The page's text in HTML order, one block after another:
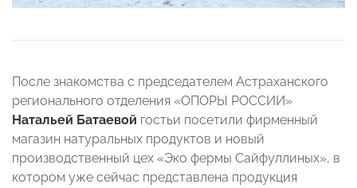
После знакомства с председателем Астраханского
регионального отделения «ОПОРЫ РОССИИ»
Натальей Батаевой гостьи посетили фирменный
магазин натуральных продуктов и новый
производственный цех «Эко фермы Сайфуллиных», в
котором уже сейчас представлена продукция